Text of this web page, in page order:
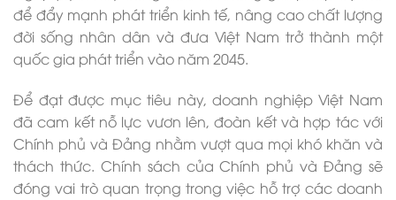
để đẩy mạnh phát triển kinh tế, nâng cao chất lượng
đời sống nhân dân và đưa Việt Nam trở thành một
quốc gia phát triển vào năm 2045.
Để đạt được mục tiêu này, doanh nghiệp Việt Nam
đã cam kết nỗ lực vươn lên, đoàn kết và hợp tác với
Chính phủ và Đảng nhằm vượt qua mọi khó khăn và
thách thức. Chính sách của Chính phủ và Đảng sẽ
đóng vai trò quan trọng trong việc hỗ trợ các doanh